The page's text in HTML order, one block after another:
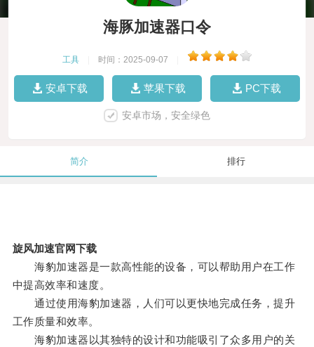
海豚加速器口令
工具 时间：2025-09-07
安卓下载 苹果下载 PC下载
安卓市场，安全绿色
简介 排行
旋风加速官网下载
海豹加速器是一款高性能的设备，可以帮助用户在工作
中提高效率和速度。
通过使用海豹加速器，人们可以更快地完成任务，提升
工作质量和效率。
海豹加速器以其独特的设计和功能吸引了众多用户的关